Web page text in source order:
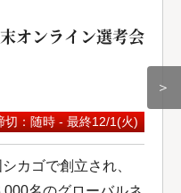
オンライン選考会
切：随時 - 最終12/1(火)
カゴで創立され、
＞